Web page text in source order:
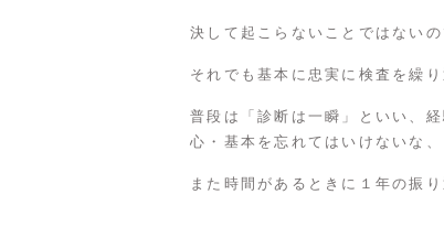
決して起こらないことではない
それでも基本に忠実に検査を繰
普段は「診断は一瞬」といい、
心・基本を忘れてはいけないな、
また時間があるときに１年の振